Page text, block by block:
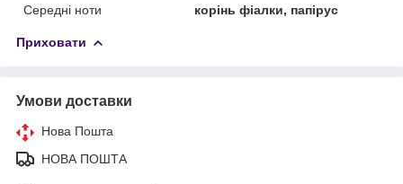
Середні ноти
корінь фіалки, папірус
Приховати
Умови доставки
Нова Пошта
НОВА ПОШТА